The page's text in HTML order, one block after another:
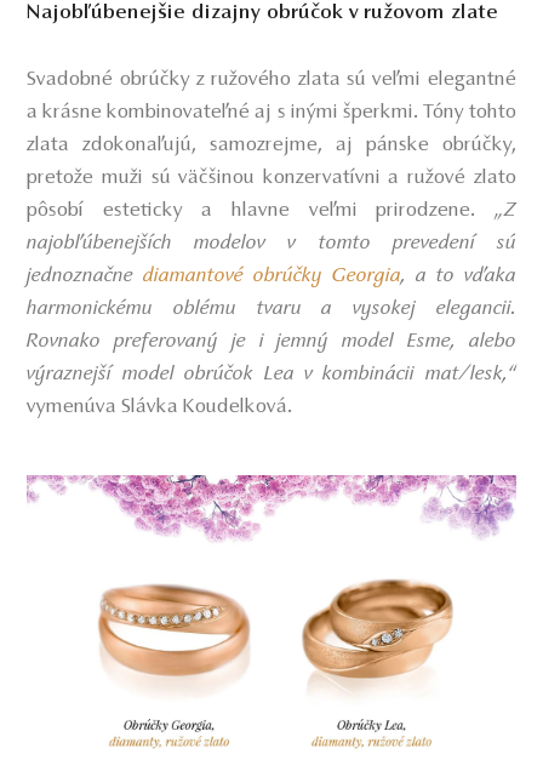
Najobľúbenejšie dizajny obrúčok v ružovom zlate
Svadobné obrúčky z ružového zlata sú veľmi elegantné
a krásne kombinovateľné aj s inými šperkmi. Tóny tohto
zlata zdokonaľujú, samozrejme, aj pánske obrúčky,
pretože muži sú väčšinou konzervatívni a ružové zlato
pôsobí esteticky a hlavne veľmi prirodzene.
„Z
najobľúbenejších modelov v tomto prevedení sú
jednoznačnediamantové obrúčky Georgia, a to vďaka
harmonickému oblému tvaru a vysokej elegancii.
Rovnako preferovaný je i jemný model Esme, alebo
výraznejší model obrúčok Lea v kombinácii mat/lesk,“
vymenúva Slávka Koudelková.